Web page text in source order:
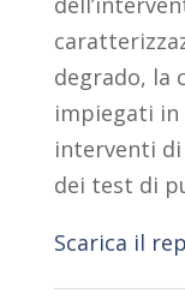
degrado, la
impiegati in
interventi
dei test di
Scarica il